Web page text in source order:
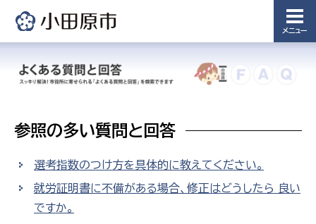
メニュー
参照の多い質問と回答
選考指数のつけ方を具体的に教えてください。
就労証明書に不備がある場合、修正はどうしたら 良い
ですか。